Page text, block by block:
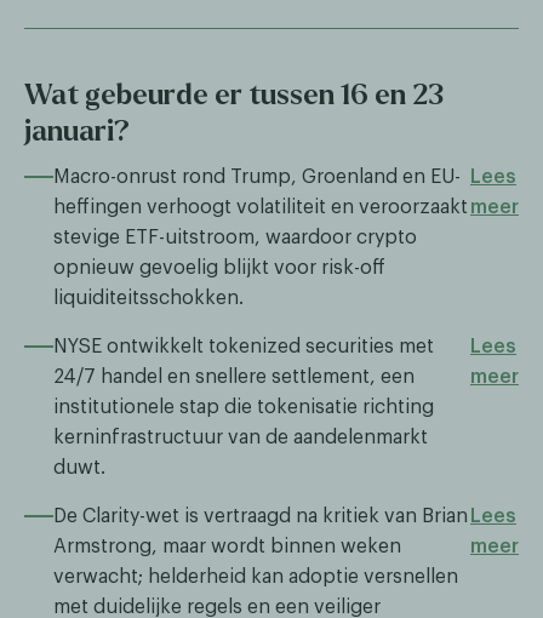
Wat gebeurde er tussen 16 en 23
januari?
Macro-onrust rond Trump, Groenland en EU-
heffingen verhoogt volatiliteit en veroorzaakt
stevige ETF-uitstroom, waardoor crypto
opnieuw gevoelig blijkt voor risk-off
liquiditeitsschokken.
Lees
meer
NYSE ontwikkelt tokenized securities met
24/7 handel en snellere settlement, een
institutionele stap die tokenisatie richting
kerninfrastructuur van de aandelenmarkt
duwt.
Lees
meer
De Clarity-wet is vertraagd na kritiek van Brian
Armstrong, maar wordt binnen weken
verwacht; helderheid kan adoptie versnellen
met duidelijke regels en een veiliger
Lees
meer